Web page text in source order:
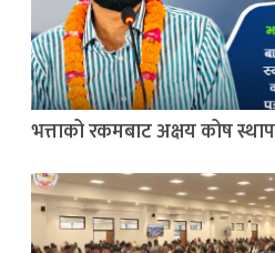
भत्ताको रकमबाट अक्षय कोष